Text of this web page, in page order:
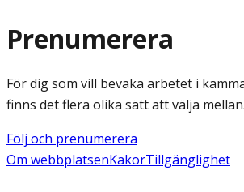
Prenumerera
För dig som vill bevaka arbetet i
finns det flera olika sätt att välja mellan.
Följ och prenumerera
Om webbplatsenKakorTillgänglighet